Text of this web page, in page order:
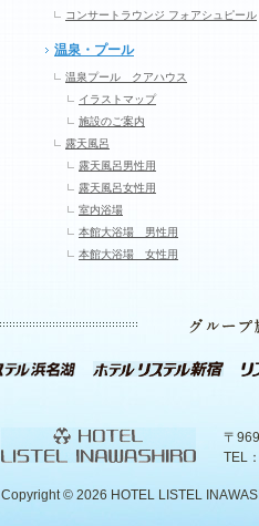
コンサートラウンジ フォアシュピール
温泉・プール
温泉プール クアハウス
イラストマップ
施設のご案内
露天風呂
露天風呂男性用
露天風呂女性用
室内浴場
本館大浴場 男性用
本館大浴場 女性用
〒
TEL
Copyright © 2026 HOTEL LISTEL